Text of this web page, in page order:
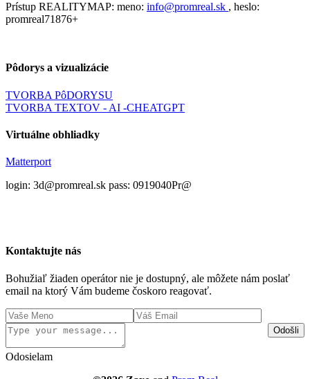
Prístup REALITYMAP: meno: info@promreal.sk , heslo:
promreal71876+
Pôdorys a vizualizácie
TVORBA PôDORYSU
TVORBA TEXTOV - AI -CHEATGPT
Virtuálne obhliadky
Matterport
login: 3d@promreal.sk pass: 0919040Pr@
Kontaktujte nás
Bohužiaľ žiaden operátor nie je dostupný, ale môžete nám poslať
email na ktorý Vám budeme čoskoro reagovať.
Odošli
Odosielam